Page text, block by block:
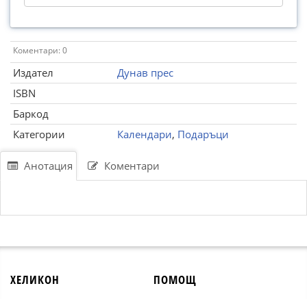
Коментари: 0
Издател
Дунав прес
ISBN
Баркод
Категории
Календари, Подаръци
Анотация Коментари
ХЕЛИКОН ПОМОЩ